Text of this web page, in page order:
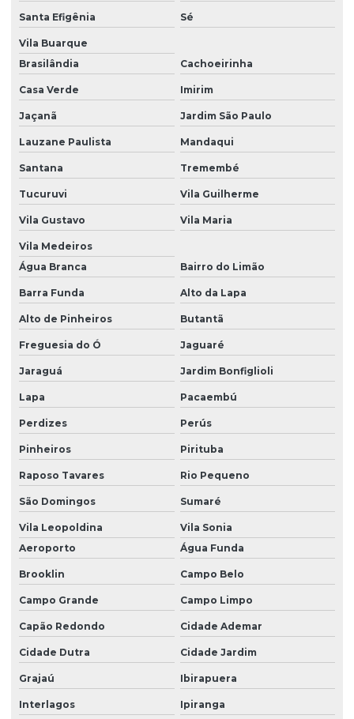
Gerenciamento de resíduos sólidos e líquidos
Inventário florestal
Inventário florestal empresas
Investigação ambiental confirmatória
Investigação ambiental detalhada
Investigação ambiental preliminar
Laudo ambiental
Laudo de fauna e flora
Laudo de flora
Laudo geológico
Laudo hidrológico
Laudo de vistoria ambiental
Laudos quimicos
Laudos técnicos ambientais
Licenciamento ambiental
Licenciamento ambiental e eia rima
Licenciamento ambiental de empreendimentos
Licenciamento ambiental empresa
Licenciamento ambiental para industrias
Licenciamento ambiental rs
Licenciamento ambiental sc
Licenciamento mineração
Santa Efigênia Sé
Vila Buarque
Brasilândia
Cachoeirinha
Casa Verde Imirim
Jaçanã Jardim São Paulo
Lauzane Paulista Mandaqui
Santana Tremembé
Tucuruvi Vila Guilherme
Vila Gustavo Vila Maria
Vila Medeiros
Água Branca
Bairro do Limão
Barra Funda Alto da Lapa
Alto de Pinheiros Butantã
Freguesia do Ó Jaguaré
Jaraguá Jardim Bonfiglioli
Lapa Pacaembú
Perdizes Perús
Pinheiros Pirituba
Raposo Tavares Rio Pequeno
São Domingos Sumaré
Vila Leopoldina
Vila Sonia
Aeroporto
Água Funda
Brooklin Campo Belo
Campo Grande Campo Limpo
Capão Redondo Cidade Ademar
Cidade Dutra Cidade Jardim
Grajaú Ibirapuera
Interlagos Ipiranga